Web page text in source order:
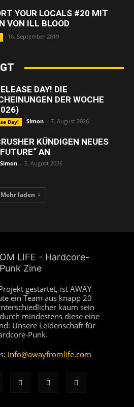
YOUR LOCALS #20 MIT
VON ILL BLOOD
16. September 2019
DAY! DIE
DER WOCHE
Day! Simon - 7. August 2026
KÜNDIGEN NEUES
AN
Simon - 5. August 2026
Mehr laden
gestartet, ist AWAY
ein Team aus knapp 20
kaum sein
mindestens diese eine
Unsere Leidenschaft für
Punk.
info@awayfromlife.com